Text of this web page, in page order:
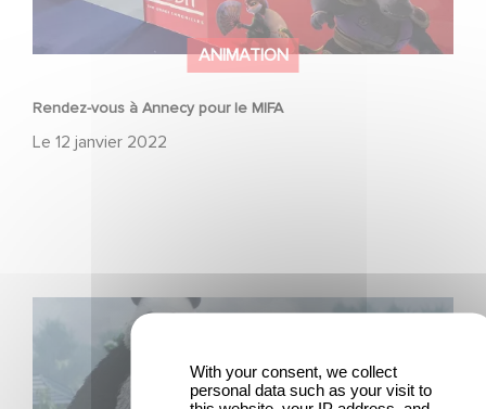
ANIMATION
Rendez-vous à Annecy pour le MIFA
Le 12 janvier 2022
Rendez-vous le 4 décembre sur Apple TV+ pour
rencontre Stillwater
With your consent, we collect
personal data such as your visit to